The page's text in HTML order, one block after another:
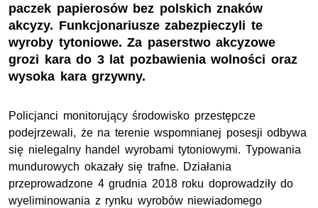
paczek papierosów bez polskich znaków
akcyzy. Funkcjonariusze zabezpieczyli te
wyroby tytoniowe. Za paserstwo akcyzowe
grozi kara do 3 lat pozbawienia wolności oraz
wysoka kara grzywny.
Policjanci monitorujący środowisko przestępcze
podejrzewali, że na terenie wspomnianej posesji odbywa
się nielegalny handel wyrobami tytoniowymi. Typowania
mundurowych okazały się trafne. Działania
przeprowadzone 4 grudnia 2018 roku doprowadziły do
wyeliminowania z rynku wyrobów niewiadomego